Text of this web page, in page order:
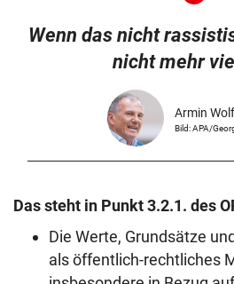
Wenn das nicht
nicht mehr
Armin Wolf
Bild: APA/
Das steht in Punkt 3.2.1. des
Die Werte, Grundsätze
als öffentlich-rechtliches